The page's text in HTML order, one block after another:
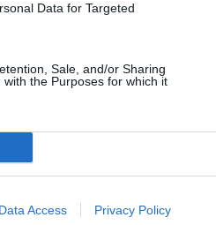
Data for Targeted
Sale, and/or Sharing
the Purposes for which it
Data Access Privacy Policy